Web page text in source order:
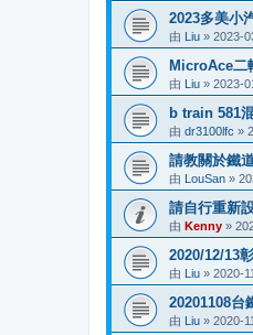
2023多美小
由 Liu » 2023-
MicroAce二
由 Liu » 2023-
b train 581
由 dr3100lfc »
請教關於鐵
由 LouSan »
請自行重新
由 Kenny »
2020/12/13
由 Liu » 2020-
20201108台
由 Liu » 2020-